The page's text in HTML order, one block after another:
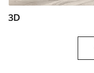
3D